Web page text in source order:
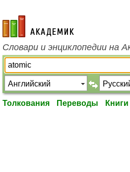
academic.ru
Словари и энциклопедии на
Толкования Переводы Книги